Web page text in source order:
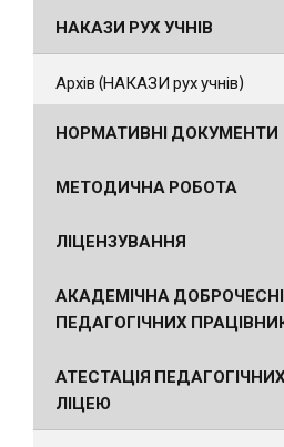
НАКАЗИ РУХ УЧНІВ
Архів (НАКАЗИ рух учнів)
НОРМАТИВНІ ДОКУМЕНТИ
МЕТОДИЧНА РОБОТА
ЛІЦЕНЗУВАННЯ
АКАДЕМІЧНА
ПЕДАГОГІЧНИХ
АТЕСТАЦІЯ
ЛІЦЕЮ